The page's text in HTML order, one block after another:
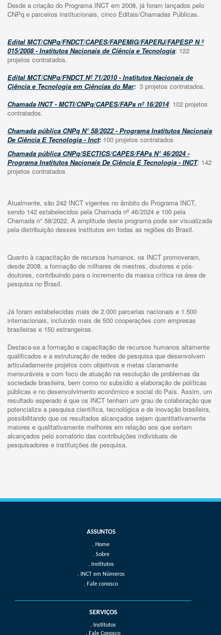
Desde a criação do Programa INCT em 2008, já foram lançados pelo
CNPq e parceiros institucionais, cinco Editais/Chamadas Públicas.
Edital MCT/CNPq/FNDCT/CAPES/FAPEMIG/FAPERJ/FAPESP N º
015/2008 - Institutos Nacionais de Ciência e Tecnologia: 122
projetos contratados.
Edital MCT/CNPq/FNDCT Nº 71/2010 - Institutos Nacionais de
Ciência e Tecnologia em Ciências do Mar: 3 projetos contratados.
Chamada INCT - MCTI/CNPq/CAPES/FAPs nº 16/2014: 102 projetos
contratados.
Chamada pública CNPq N° 58/2022 - Programa Institutos Nacionais
De Ciência E Tecnologia - Inct: 100 projetos contratados
Chamada pública CNPq/SECTICS/CAPES/FAPs N° 46/2024 -
Programa Institutos Nacionais De Ciência E Tecnologia - INCT: 142
projetos contratados
Atualmente, são 242 INCT vigentes no âmbito do Programa INCT,
sendo 142 estabelecidos pela Chamada nº 46/2024 e 100 pela
Chamada n° 58/2022. A amplitude deste programa pode ser visualizada
pela distribuição desses institutos em todas as regiões do Brasil.
Quanto à capacitação de recursos humanos, os INCT promoveram,
desde 2008, a formação de milhares de mestres, doutores e pós-
doutores, contribuindo para o incremento da massa crítica na área de
pesquisa no Brasil.
Já foram estabelecidas mais de 2.000 parcerias nacionais e 1.500
internacionais, incluindo mais de 500 cooperações com empresas
brasileiras e 150 estrangeiras.
Destaca-se a formação e capacitação de recursos humanos altamente
qualificados e a estruturação de redes de pesquisa que desenvolvem
articuladamente projetos com objetivos e metas claramente
mensuráveis e com foco de atuação na resolução de problemas da
sociedade brasileira, bem como no subsídio a elaboração de políticas
públicas e no desenvolvimento econômico e social do País. Assim, um
resultado esperado é que os INCT tenham um grau de colaboração que
potencialize a pesquisa científica, tecnológica e de inovação brasileira,
possibilitando que os resultados alcançados sejam quantitativamente
maiores e qualitativamente melhores em relação aos que seriam
alcançados pelo somatório das contribuições individuais de
pesquisadores e instituições de pesquisa.
Home
Sobre
Institutos
INCT em Números
Fale conosco
SERVIÇOS
. Institutos
. Fale Conosco